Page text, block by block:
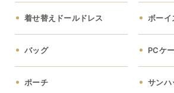
着せ替えドールドレス ボーイ
バッグ PCケ
ポーチ サンハ